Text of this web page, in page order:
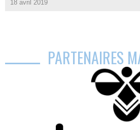
18 avril 2019
PARTENAIRES